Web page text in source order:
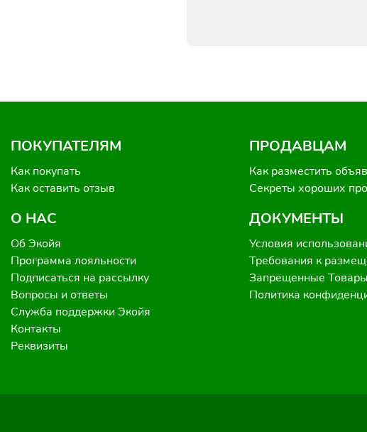
ПОКУПАТЕЛЯМ
Как покупать
Как оставить отзыв
О НАС
Об Экойя
Программа лояльности
Подписаться на рассылку
Вопросы и ответы
Служба поддержки Экойя
Контакты
Реквизиты
ПРОДАВЦАМ
Как разместить
Секреты хороших
ДОКУМЕНТЫ
Условия
Требования к
Запрещенные Товары
Политика